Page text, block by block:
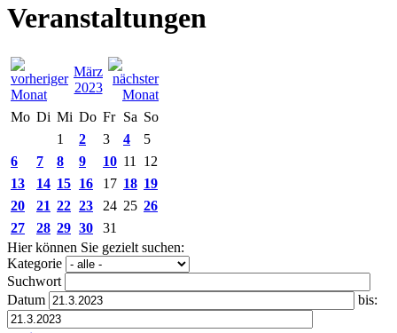
Veranstaltungen
März
2023
Mo Di Mi Do Fr Sa So
1
2 3 4
5
6
7 8 9 10 11
12
13
14 15 16 17 18 19
20
21 22 23 24 25 26
27
28 29 30
31
Hier können Sie gezielt suchen:
Kategorie
Suchwort
Datum
bis: